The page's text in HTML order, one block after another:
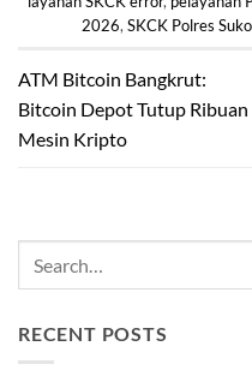
2026,SKCK Polres
ATM Bitcoin Bangkrut:
Bitcoin Depot Tutup Ribuan
Mesin Kripto
RECENT POSTS